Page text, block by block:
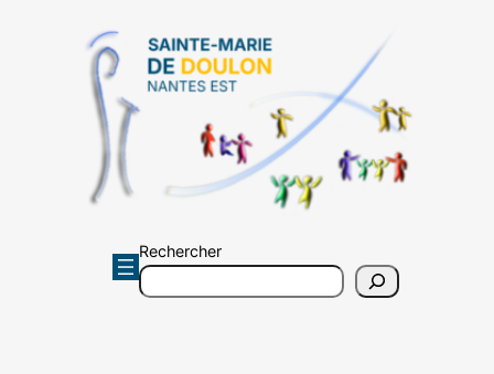
Rechercher